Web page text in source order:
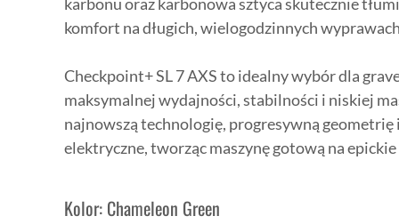
komfort na długich, wielogodzinnych
Checkpoint+ SL 7 AXS to idealny wybór dla
maksymalnej wydajności, stabilności i niskiej
najnowszą technologię, progresywną geometrię
elektryczne, tworząc maszynę gotową na
Kolor: Chameleon Green